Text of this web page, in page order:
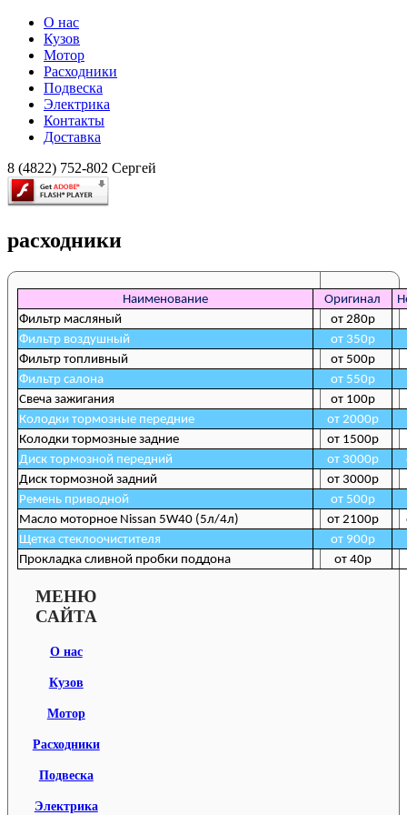
О нас
Кузов
Мотор
Расходники
Подвеска
Электрика
Контакты
Доставка
8 (4822) 752-802 Сергей
расходники
Наименование Оригинал
Фильтр масляный
от 280р
Фильтр воздушный
от 350р
Фильтр топливный
от 500р
Фильтр салона
от 550р
Свеча зажигания
от 100р
Колодки тормозные передние
от 2000р
Колодки тормозные задние
от 1500р
Диск тормозной передний
от 3000р
Диск тормозной задний
от 3000р
Ремень приводной
от 500р
Масло моторное Nissan 5W40 (5л/4л)
от 2100р
Щетка стеклоочистителя
от 900р
Прокладка сливной пробки поддона
от 40р
МЕНЮ
САЙТА
О нас
Кузов
Мотор
Расходники
Подвеска
Электрика